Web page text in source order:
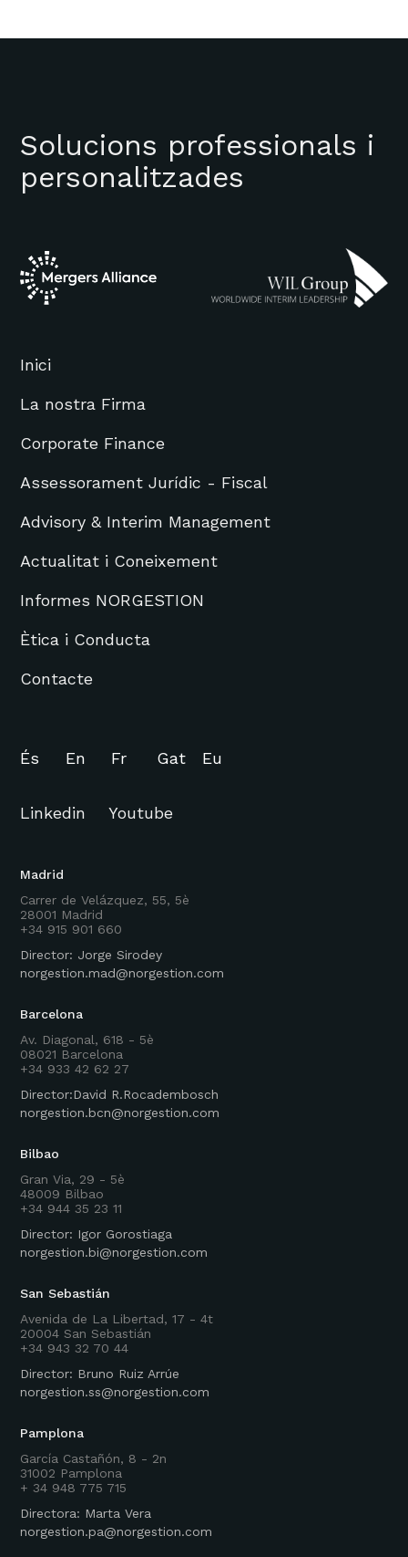
Solucions professionals i
personalitzades
Inici
La nostra Firma
Corporate Finance
Assessorament Jurídic - Fiscal
Advisory & Interim Management
Actualitat i Coneixement
Informes NORGESTION
Ètica i Conducta
Contacte
Madrid
Carrer de Velázquez, 55, 5è
28001 Madrid
+34 915 901 660
Director: Jorge Sirodey
norgestion.mad@norgestion.com
Barcelona
Av. Diagonal, 618 - 5è
08021 Barcelona
+34 933 42 62 27
Director:David R.Rocadembosch
norgestion.bcn@norgestion.com
Bilbao
Gran Via, 29 - 5è
48009 Bilbao
+34 944 35 23 11
Director: Igor Gorostiaga
norgestion.bi@norgestion.com
San Sebastián
Avenida de La Libertad, 17 - 4t
20004 San Sebastián
+34 943 32 70 44
Director: Bruno Ruiz Arrúe
norgestion.ss@norgestion.com
Pamplona
García Castañón, 8 - 2n
31002 Pamplona
+ 34 948 775 715
Directora: Marta Vera
norgestion.pa@norgestion.com
És En Fr Gat Eu
Linkedin Youtube